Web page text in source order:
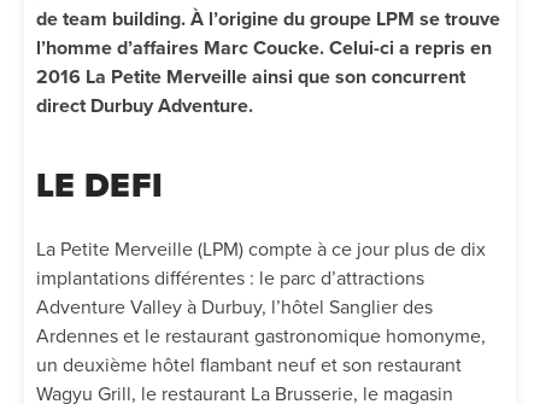
de team building. À l’origine du groupe LPM se trouve
l’homme d’affaires Marc Coucke. Celui-ci a repris en
2016 La Petite Merveille ainsi que son concurrent
direct Durbuy Adventure.
LE DEFI
La Petite Merveille (LPM) compte à ce jour plus de dix
implantations différentes : le parc d’attractions
Adventure Valley à Durbuy, l’hôtel Sanglier des
Ardennes et le restaurant gastronomique homonyme,
un deuxième hôtel flambant neuf et son restaurant
Wagyu Grill, le restaurant La Brusserie, le magasin